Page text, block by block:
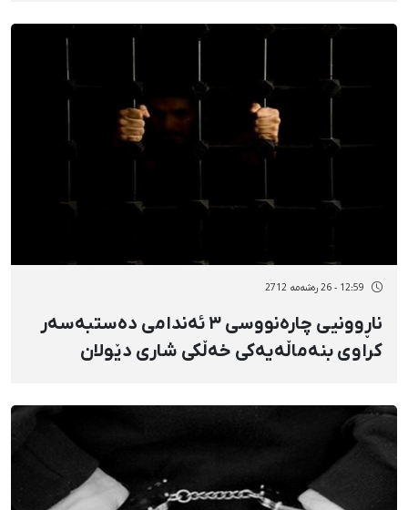
12:59 - 26 رەشەمه 2712
ناڕوونیی چارەنووسی ٣ ئەندامی دەستبەسەر
کراوی بنەماڵەیەکی خەڵکی شاری دێولان